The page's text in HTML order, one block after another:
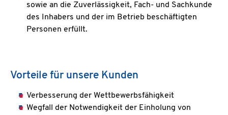
sowie an die Zuverlässigkeit, Fach- und Sachkunde
des Inhabers und der im Betrieb beschäftigten
Personen erfüllt.
Vorteile für unsere Kunden
Verbesserung der Wettbewerbsfähigkeit
Wegfall der Notwendigkeit der Einholung von